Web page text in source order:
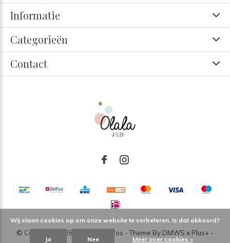
Informatie
Categorieën
Contact
© Copyright 2026 - Theme RePos - Theme By DMWS x Plus+ -
Wij slaan cookies op om onze website te verbeteren. Is dat akkoord?
Ja Nee Meer over cookies »